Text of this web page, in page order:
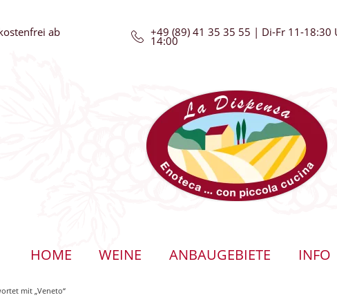
ab +49 (89) 41 35 35 55 | Di-Fr 11-18:30
14:00
HOME WEINE ANBAUGEBIETE INFO
mit „Veneto“